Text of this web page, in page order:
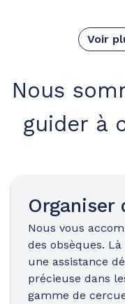
Voir
Nous
guider à
Organiser
Nous vous
des obsèques.
une assistance
précieuse dans
gamme de